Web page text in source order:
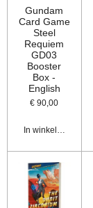
Gundam
Card Game
Steel
Requiem
GD03
Booster
Box -
English
€ 90,00
In winkelwagen